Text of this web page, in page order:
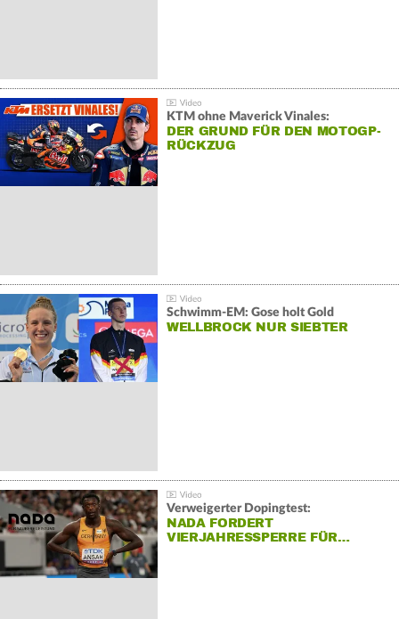
KTM ohne Maverick Vinales:
DER GRUND FÜR DEN MOTOGP-
RÜCKZUG
Schwimm-EM: Gose holt Gold
WELLBROCK NUR SIEBTER
Verweigerter Dopingtest:
NADA FORDERT
VIERJAHRESSPERRE FÜR…